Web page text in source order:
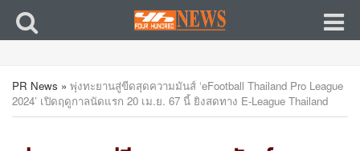
PR News » พุ่งทะยานสู่ขีดสุดความมันส์ ‘eFootball Thailand Pro League
2024’ เปิดฤดูกาลนัดแรก 20 เม.ย. 67 นี้ ยิงสดทาง E-League Thailand